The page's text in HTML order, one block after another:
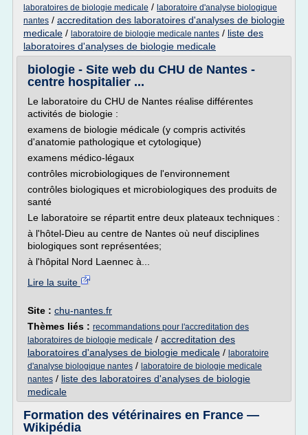
laboratoires de biologie medicale / laboratoire d'analyse biologique
nantes / accreditation des laboratoires d'analyses de biologie
medicale / laboratoire de biologie medicale nantes / liste des
laboratoires d'analyses de biologie medicale
biologie - Site web du CHU de Nantes -
centre hospitalier ...
Le laboratoire du CHU de Nantes réalise différentes
activités de biologie :
examens de biologie médicale (y compris activités
d'anatomie pathologique et cytologique)
examens médico-légaux
contrôles microbiologiques de l'environnement
contrôles biologiques et microbiologiques des produits de
santé
Le laboratoire se répartit entre deux plateaux techniques :
à l'hôtel-Dieu au centre de Nantes où neuf disciplines
biologiques sont représentées;
à l'hôpital Nord Laennec à...
Lire la suite
Site : chu-nantes.fr
Thèmes liés : recommandations pour l'accreditation des
laboratoires de biologie medicale / accreditation des
laboratoires d'analyses de biologie medicale / laboratoire
d'analyse biologique nantes / laboratoire de biologie medicale
nantes / liste des laboratoires d'analyses de biologie
medicale
Formation des vétérinaires en France —
Wikipédia